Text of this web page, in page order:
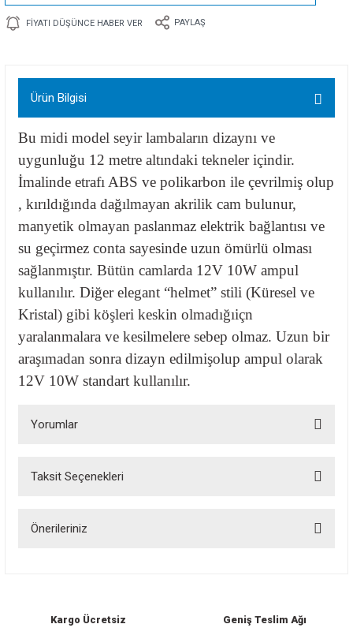
FIYATI DÜŞÜNCE HABER VER PAYLAŞ
Ürün Bilgisi
Bu midi model seyir lambaların dizaynı ve
uygunluğu 12 metre altındaki tekneler içindir.
İmalinde etrafı ABS ve polikarbon ile çevrilmiş olup
, kırıldığında dağılmayan akrilik cam bulunur,
manyetik olmayan paslanmaz elektrik bağlantısı ve
su geçirmez conta sayesinde uzun ömürlü olması
sağlanmıştır. Bütün camlarda 12V 10W ampul
kullanılır. Diğer elegant “helmet” stili (Küresel ve
Kristal) gibi köşleri keskin olmadığıiçn
yaralanmalara ve kesilmelere sebep olmaz. Uzun bir
araşımadan sonra dizayn edilmişolup ampul olarak
12V 10W standart kullanılır.
Yorumlar
Taksit Seçenekleri
Önerileriniz
Kargo Ücretsiz Geniş Teslim Ağı